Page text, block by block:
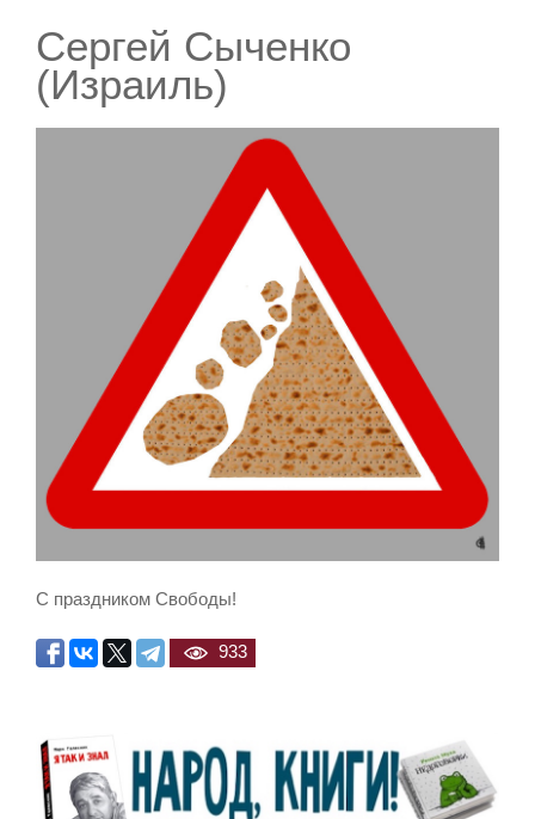
Сергей Сыченко
(Израиль)
С праздником Свободы!
933